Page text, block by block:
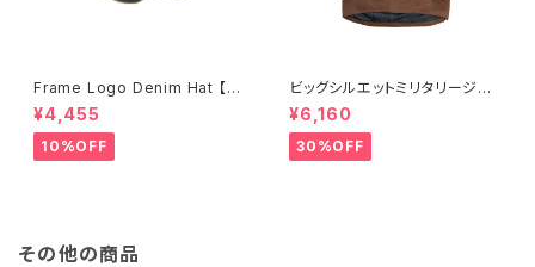
Frame Logo Denim Hat 【Fr
ame】
¥4,455
10%OFF
ビッグシルエットミリタリージャ
ケット
¥6,160
30%OFF
その他の商品